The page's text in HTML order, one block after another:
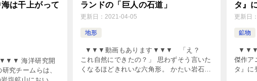
は干上がって
海洋研究開
究チームらは、
ランドの「巨人の石道」
更新日： 2021-04-05
地形
▼▼▼動画もあります▼▼▼ 「え？
これ自然にできたの？」 思わずそう言いた
くなるほどきれいな六角形。 かたい岩石が
タ』
更新日：
鉱物
▼▼▼
傑作ア
タ』に